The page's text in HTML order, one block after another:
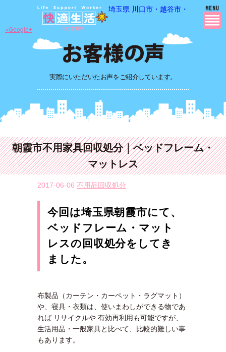
埼玉県 川口市・越谷市・さいたま
実際にいただいたお声をご紹介しています。
»Google+
朝霞市不用家具回収処分｜ベッドフレーム・
マットレス
2017-06-06 不用品回収処分
今回は埼玉県朝霞市にて、
ベッドフレーム・マット
レスの回収処分をしてき
ました。
布製品（カーテン・カーペット・ラグマット）
や、寝具・衣類は、使いまわしができる物であ
れば リサイクルや 有効再利用も可能ですが、
生活用品・一般家具と比べて、比較的難しい事
もあります。